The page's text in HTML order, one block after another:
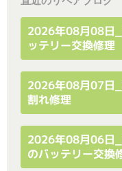
2026年08月08日
ッテリー交換修理
2026年08月07日
割れ修理
2026年08月06日
のバッテリー交換